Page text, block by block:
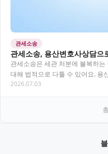
관세소송
관세소송, 용산변호사상담으
관세소송은 세관 처분에 불복하
대해 법적으로 다툴 수 있어요. 용
을 잡으면 결과가 달라질 수 있습니
2026.07.03
총